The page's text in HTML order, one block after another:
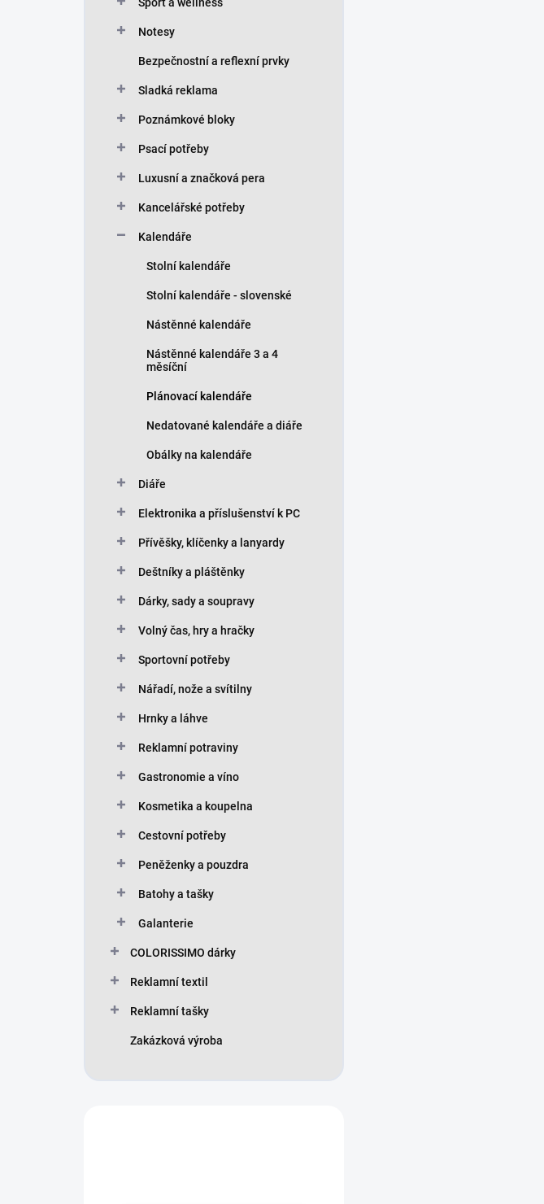
Notesy
Bezpečnostní a reflexní prvky
Sladká reklama
Poznámkové bloky
Psací potřeby
Luxusní a značková pera
Kancelářské potřeby
Kalendáře
Stolní kalendáře
Stolní kalendáře - slovenské
Nástěnné kalendáře
Nástěnné kalendáře 3 a 4
měsíční
Plánovací kalendáře
Nedatované kalendáře a diáře
Obálky na kalendáře
Diáře
Elektronika a příslušenství k PC
Přívěšky, klíčenky a lanyardy
Deštníky a pláštěnky
Dárky, sady a soupravy
Volný čas, hry a hračky
Sportovní potřeby
Nářadí, nože a svítilny
Hrnky a láhve
Reklamní potraviny
Gastronomie a víno
Kosmetika a koupelna
Cestovní potřeby
Peněženky a pouzdra
Batohy a tašky
Galanterie
COLORISSIMO dárky
Reklamní textil
Reklamní tašky
Zakázková výroba